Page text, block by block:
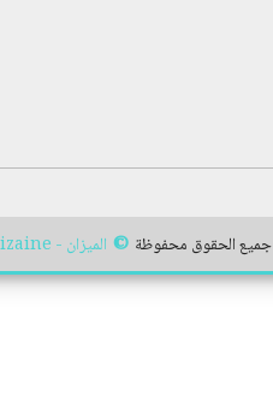
جميع الحقوق محفوظة © الميزان - Elmizaine | فضاء الباحث القانوني